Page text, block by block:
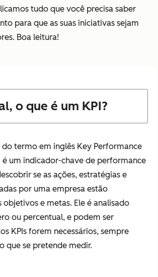
tudo que você precisa saber
para que as suas iniciativas sejam
Boa leitura!
o que é um KPI?
do termo em inglês Key Performance
é um indicador-chave de performance
se as ações, estratégias e
por uma empresa estão
objetivos e metas. Ele é analisado
ou percentual, e podem ser
KPIs forem necessários, sempre
que se pretende medir.